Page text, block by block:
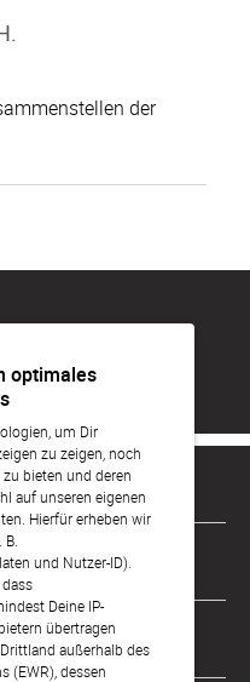
optimales
um Dir
zu zeigen, noch
bieten und deren
auf unseren eigenen
Hierfür erheben wir
und Nutzer-ID).
Deine IP-
übertragen
außerhalb des
(EWR), dessen
der